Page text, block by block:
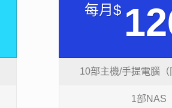
每月$
10部主機/手提電腦（
1部NAS